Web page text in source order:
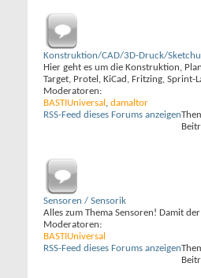
Konstruktion/CAD/3D-Druck/
Hier geht es um die Konstruktion,
Target, Protel, KiCad, Fritzing, Sprint-
Moderatoren:
BASTIUniversal , damaltor
RSS-Feed dieses Forums anzeigen
Sensoren / Sensorik
Alles zum Thema Sensoren! Damit
Moderatoren:
BASTIUniversal
RSS-Feed dieses Forums anzeigen